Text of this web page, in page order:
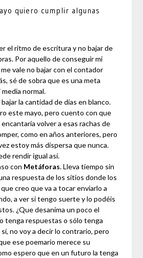
quiero cumplir algunas
el ritmo de escritura y no bajar de
Por aquello de conseguir mi
vale no bajar con el contador
sé de sobra que es una meta
normal.
la cantidad de días en blanco.
este mayo, pero cuento con que
volver a esas rachas de
como en años anteriores, pero
estoy más dispersa que nunca.
rendir igual así.
con Metáforas. Lleva tiempo sin
respuesta de los sitios donde los
creo que va a tocar enviarlo a
a ver si tengo suerte y lo podéis
¿Que desanima un poco el
tenga respuestas o sólo tenga
no voy a decir lo contrario, pero
ese poemario merece su
espero que en un futuro la tenga